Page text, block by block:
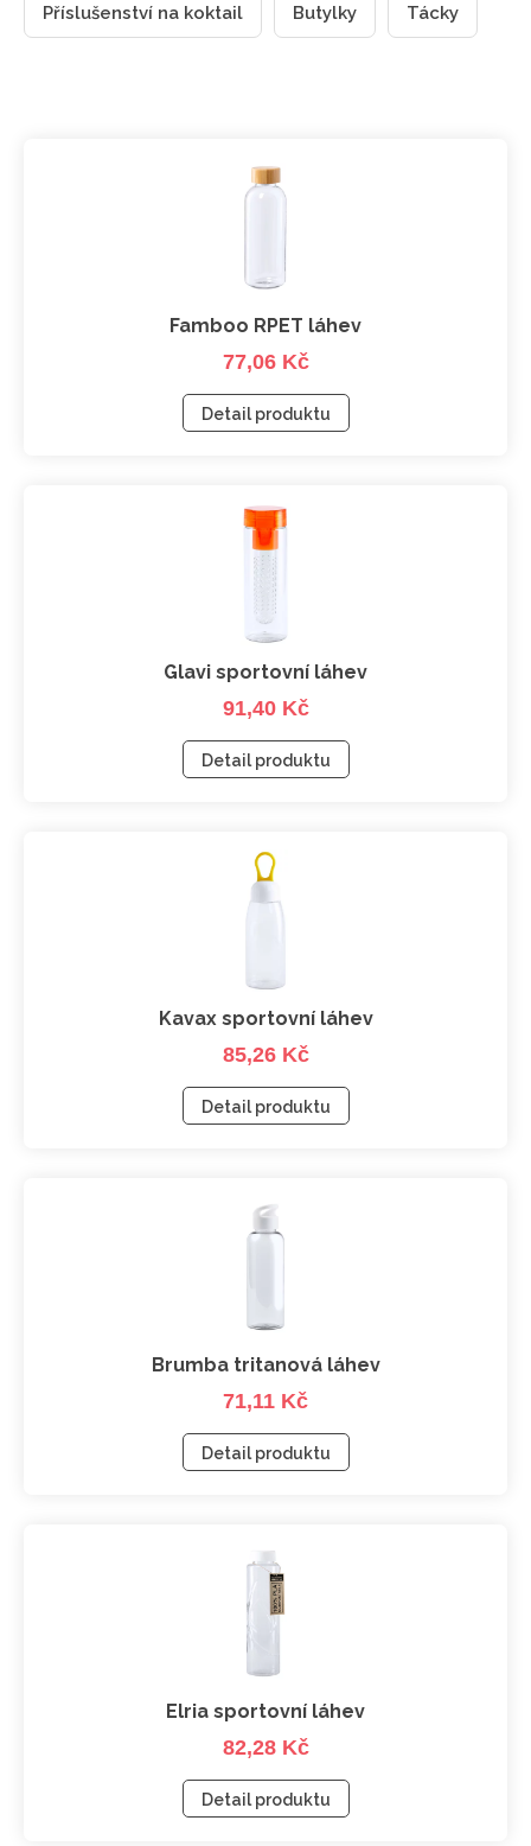
Příslušenství na koktail Butylky Tácky
Famboo RPET láhev
77,06 Kč
Detail produktu
Glavi sportovní láhev
91,40 Kč
Detail produktu
Kavax sportovní láhev
85,26 Kč
Detail produktu
Brumba tritanová láhev
71,11 Kč
Detail produktu
Elria sportovní láhev
82,28 Kč
Detail produktu